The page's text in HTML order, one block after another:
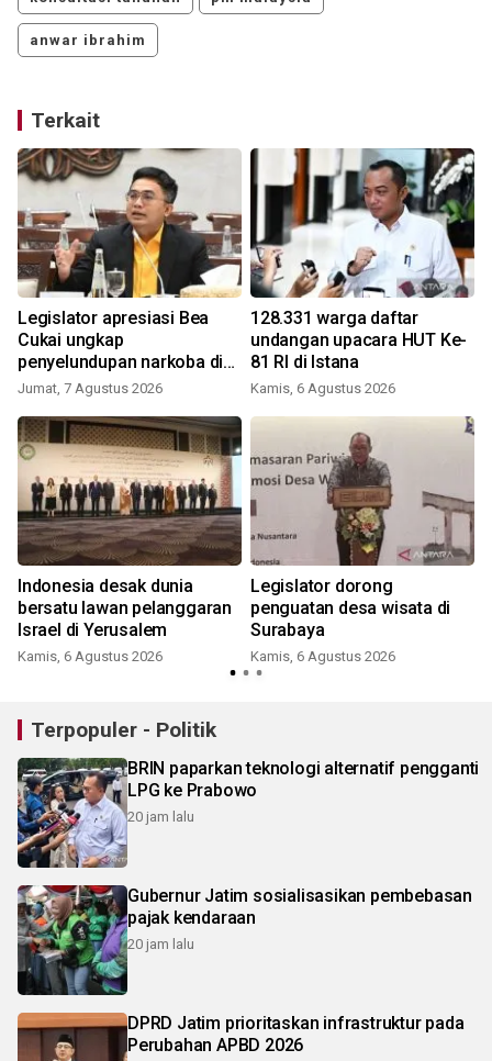
anwar ibrahim
Terkait
Legislator apresiasi Bea
Cukai ungkap
penyelundupan narkoba di
Soetta
Jumat, 7 Agustus 2026
128.331 warga daftar
undangan upacara HUT Ke-
81 RI di Istana
Kamis, 6 Agustus 2026
Indonesia desak dunia
bersatu lawan pelanggaran
Israel di Yerusalem
Kamis, 6 Agustus 2026
Legislator dorong
penguatan desa wisata di
Surabaya
Kamis, 6 Agustus 2026
Terpopuler - Politik
BRIN paparkan teknologi alternatif pengganti
LPG ke Prabowo
20 jam lalu
Gubernur Jatim sosialisasikan pembebasan
pajak kendaraan
20 jam lalu
DPRD Jatim prioritaskan infrastruktur pada
Perubahan APBD 2026